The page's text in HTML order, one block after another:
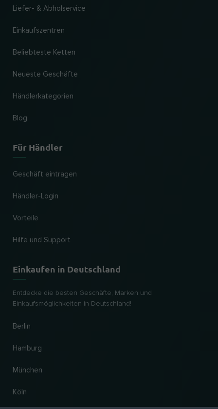
Liefer- & Abholservice
Einkaufszentren
Beliebteste Ketten
Neueste Geschäfte
Händlerkategorien
Blog
Für Händler
Geschäft eintragen
Händler-Login
Vorteile
Hilfe und Support
Einkaufen in Deutschland
Entdecke die besten Geschäfte, Marken und
Einkaufsmöglichkeiten in Deutschland!
Berlin
Hamburg
München
Köln